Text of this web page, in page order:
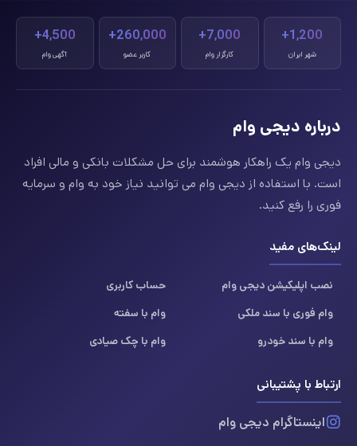
1,200+
شهر ایران
7,000+
کارگزار وام
260,000+
کاربر عضو
4,500+
آگهی وام
درباره دیجی وام
دیجی وام یک راهکار هوشمند برای حل مشکلات بانکی و مالی افراد
است. با استفاده از دیجی وام می توانید نیاز خود به وام و سرمایه
فوری را رفع کنید.
لینک‌های مفید
نصب اپلیکیشن دیجی وام
حساب کاربری
وام فوری با سند ملکی
وام با سفته
وام با سند خودرو
وام با چک صیادی
ارتباط با پشتیبانی
اینستاگرام دیجی وام